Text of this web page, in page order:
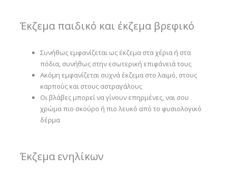
Έκζεμα παιδικό και έκζεμα βρεφικό
Συνήθως εμφανίζεται ως έκζεμα στα χέρια ή στα
πόδια, συνήθως στην εσωτερική επιφάνειά τους
Ακόμη εμφανίζεται συχνά έκζεμα στο λαιμό, στους
καρπούς και στους αστραγάλους
Οι βλάβες μπορεί να γίνουν επηρμένες, ναι σου
χρώμα πιο σκούρο ή πιο λευκό από το φυσιολογικό
δέρμα
Έκζεμα ενηλίκων